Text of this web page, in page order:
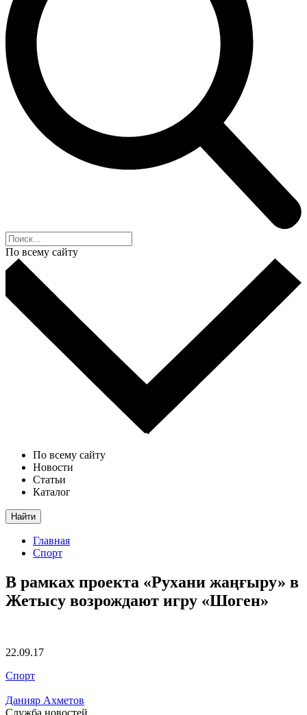
По всему сайту
По всему сайту
Новости
Статьи
Каталог
Найти
Главная
Спорт
В рамках проекта «Рухани жаңғыру» в
Жетысу возрождают игру «Шоген»
22.09.17
Спорт
Данияр Ахметов